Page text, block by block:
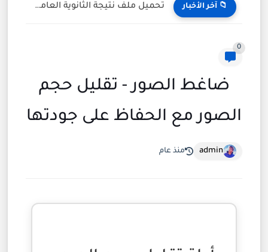
📁 آخر الأخبار كيف تختار العطر المناسب للعمل والمناسبات الصيفية؟
0
ضاغط الصور - تقليل حجم
الصور مع الحفاظ على جودتها
admin منذ عام